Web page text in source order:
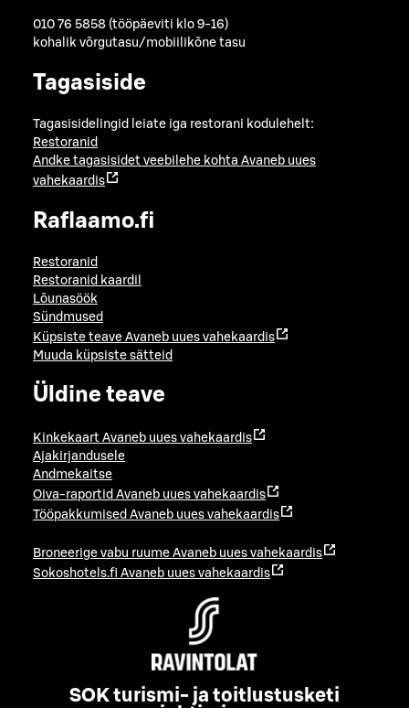
010 76 5858 (tööpäeviti klo 9-16)
kohalik võrgutasu/mobiilikõne tasu
Tagasiside
Tagasisidelingid leiate iga restorani kodulehelt:
Restoranid
Andke tagasisidet veebilehe kohta Avaneb uues
vahekaardis
Raflaamo.fi
Restoranid
Restoranid kaardil
Lõunasöök
Sündmused
Küpsiste teave Avaneb uues vahekaardis
Muuda küpsiste sätteid
Üldine teave
Kinkekaart Avaneb uues vahekaardis
Ajakirjandusele
Andmekaitse
Oiva-raportid Avaneb uues vahekaardis
Tööpakkumised Avaneb uues vahekaardis
Broneerige vabu ruume Avaneb uues vahekaardis
Sokoshotels.fi Avaneb uues vahekaardis
SOK turismi- ja toitlustusketi